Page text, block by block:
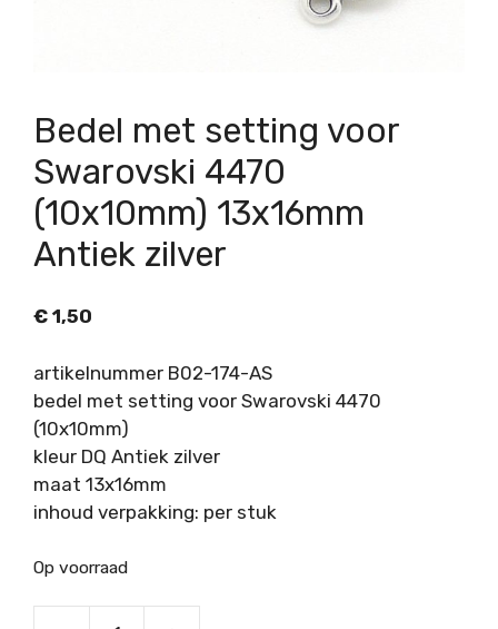
Bedel met setting voor
Swarovski 4470
(10x10mm) 13x16mm
Antiek zilver
€ 1,50
artikelnummer B02-174-AS
bedel met setting voor Swarovski 4470
(10x10mm)
kleur DQ Antiek zilver
maat 13x16mm
inhoud verpakking: per stuk
Op voorraad